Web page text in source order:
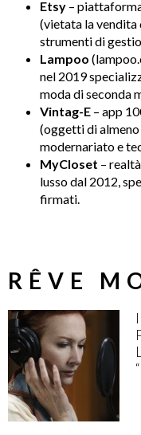
Etsy –
(vietata la vendita
strumenti di
Lampoo
nel 2019
moda di seconda
Vintag-E – app
(oggetti di almeno
modernariato e
MyCloset –
lusso dal 2012,
firmati.
RÊVE